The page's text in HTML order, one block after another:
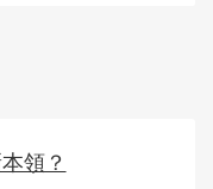
領？